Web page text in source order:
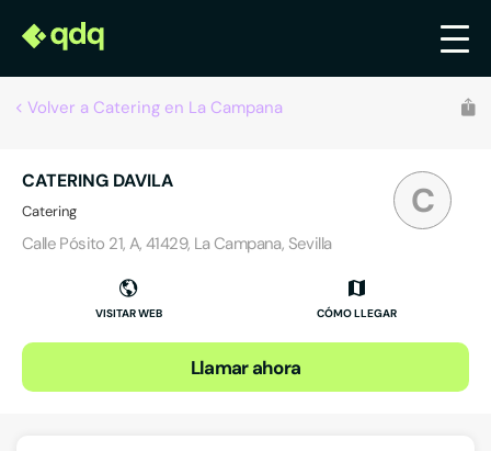
Volver a Catering en La Campana
C
CATERING DAVILA
Catering
Calle Pósito 21, A, 41429, La Campana, Sevilla
VISITAR WEB CÓMO LLEGAR
Llamar ahora